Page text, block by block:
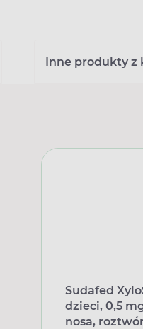
Inne produkty z
Sudafed
dzieci, 0,5
nosa,